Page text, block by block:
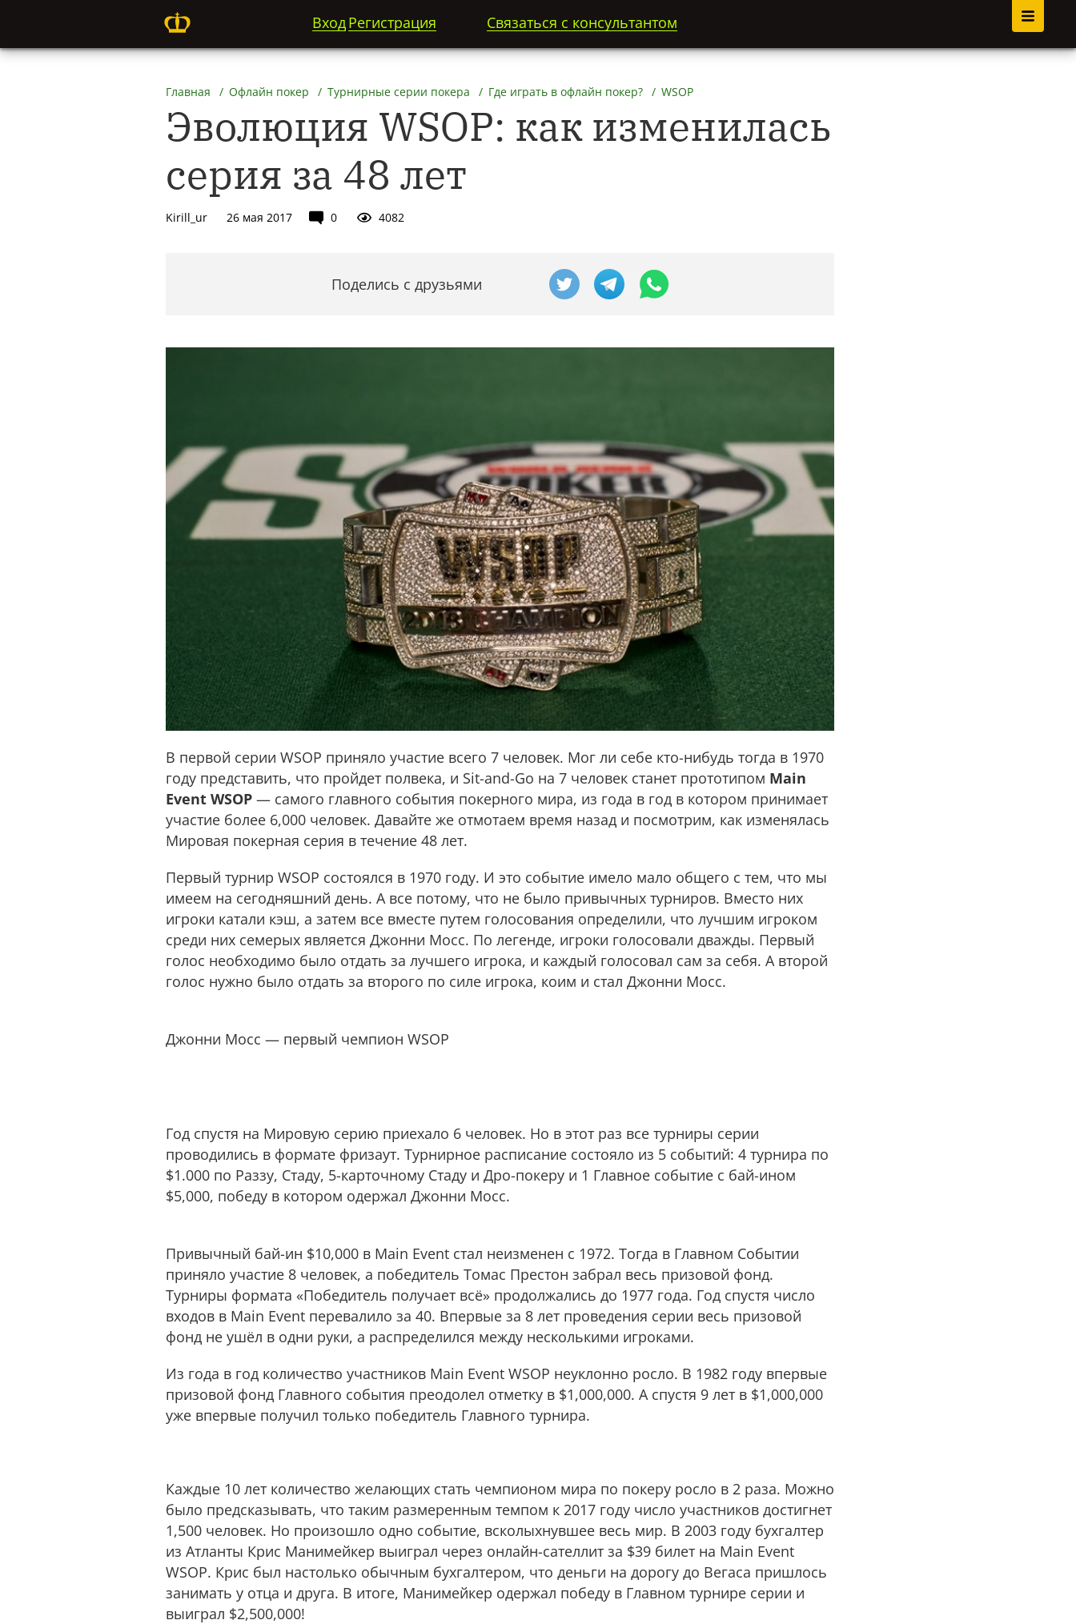
ВходРегистрация Связаться с консультантом
Главная Офлайн покер Турнирные серии покера Где играть в офлайн покер? WSOP
Эволюция WSOP: как изменилась
серия за 48 лет
Kirill_ur 26 мая 2017 0 4082
Поделись с друзьями
В первой серии WSOP приняло участие всего 7 человек. Мог ли себе кто-нибудь тогда в 1970
году представить, что пройдет полвека, и Sit-and-Go на 7 человек станет прототипом Main
Event WSOP — самого главного события покерного мира, из года в год в котором принимает
участие более 6,000 человек. Давайте же отмотаем время назад и посмотрим, как изменялась
Мировая покерная серия в течение 48 лет.
Первый турнир WSOP состоялся в 1970 году. И это событие имело мало общего с тем, что мы
имеем на сегодняшний день. А все потому, что не было привычных турниров. Вместо них
игроки катали кэш, а затем все вместе путем голосования определили, что лучшим игроком
среди них семерых является Джонни Мосс. По легенде, игроки голосовали дважды. Первый
голос необходимо было отдать за лучшего игрока, и каждый голосовал сам за себя. А второй
голос нужно было отдать за второго по силе игрока, коим и стал Джонни Мосс.
Джонни Мосс — первый чемпион WSOP
Год спустя на Мировую серию приехало 6 человек. Но в этот раз все турниры серии
проводились в формате фризаут. Турнирное расписание состояло из 5 событий: 4 турнира по
$1.000 по Раззу, Стаду, 5-карточному Стаду и Дро-покеру и 1 Главное событие с бай-ином
$5,000, победу в котором одержал Джонни Мосс.
Привычный бай-ин $10,000 в Main Event стал неизменен с 1972. Тогда в Главном Событии
приняло участие 8 человек, а победитель Томас Престон забрал весь призовой фонд.
Турниры формата «Победитель получает всё» продолжались до 1977 года. Год спустя число
входов в Main Event перевалило за 40. Впервые за 8 лет проведения серии весь призовой
фонд не ушёл в одни руки, а распределился между несколькими игроками.
Из года в год количество участников Main Event WSOP неуклонно росло. В 1982 году впервые
призовой фонд Главного события преодолел отметку в $1,000,000. А спустя 9 лет в $1,000,000
уже впервые получил только победитель Главного турнира.
Каждые 10 лет количество желающих стать чемпионом мира по покеру росло в 2 раза. Можно
было предсказывать, что таким размеренным темпом к 2017 году число участников достигнет
1,500 человек. Но произошло одно событие, всколыхнувшее весь мир. В 2003 году бухгалтер
из Атланты Крис Манимейкер выиграл через онлайн-сателлит за $39 билет на Main Event
WSOP. Крис был настолько обычным бухгалтером, что дeньги на дорогу до Вегаса пришлось
занимать у отца и друга. В итоге, Манимейкер одержал победу в Главном турнире серии и
выиграл $2,500,000!